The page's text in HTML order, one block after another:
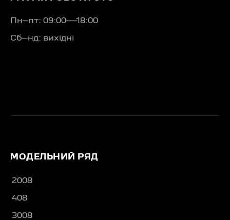
Пн–пт: 09:00—18:00
Сб–нд: вихідні
МОДЕЛЬНИЙ РЯД
2008
408
3008